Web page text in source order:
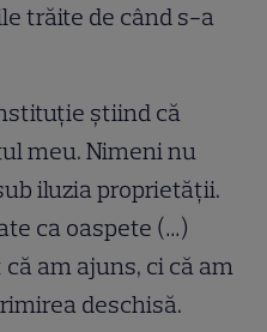
trăite de când s-a
știind că
meu. Nimeni nu
iluzia proprietății.
ca oaspete (…)
am ajuns, ci că am
deschisă.